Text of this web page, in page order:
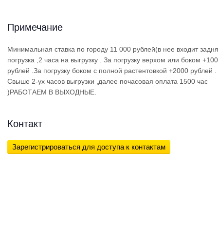
Примечание
Минимальная ставка по городу 11 000 рублей(в нее входит
погрузка ,2 часа на выгрузку . За погрузку верхом или боком
рублей .За погрузку боком с полной растентовкой +2000 рублей .
Свыше 2-ух часов выгрузки ,далее почасовая оплата 1500 час
)РАБОТАЕМ В ВЫХОДНЫЕ.
Контакт
Зарегистрироваться для доступа к контактам